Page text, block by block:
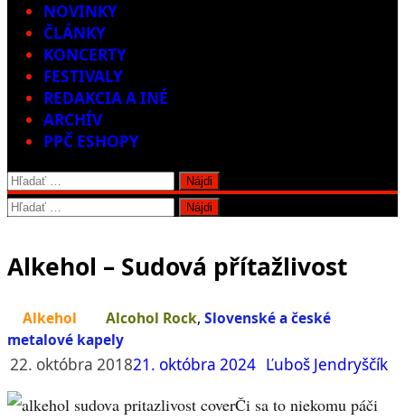
NOVINKY
ČLÁNKY
KONCERTY
FESTIVALY
REDAKCIA A INÉ
ARCHÍV
PPČ ESHOPY
Hľadať:
Hľadať:
Alkehol – Sudová přítažlivost
Alkehol Alcohol Rock, Slovenské a české
metalové kapely
22. októbra 201821. októbra 2024 Ľuboš Jendryščík
Či sa to niekomu páči